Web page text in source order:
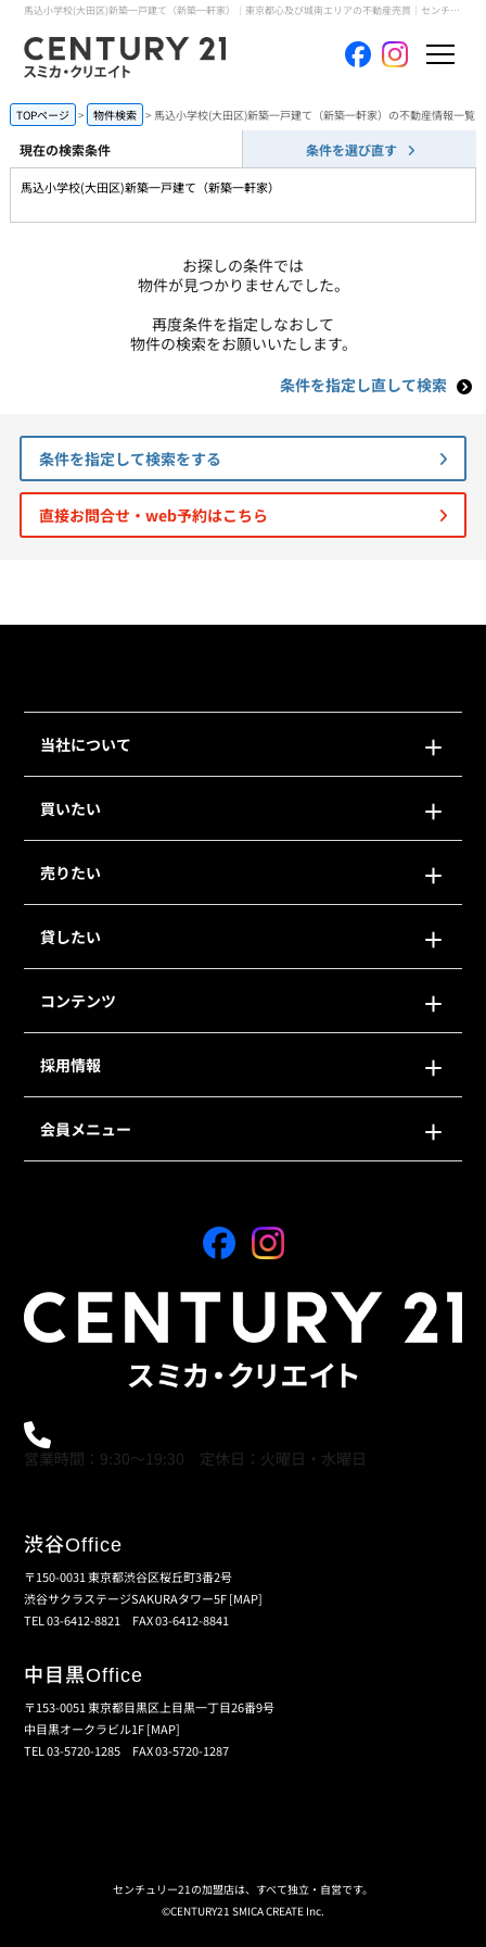
馬込小学校(大田区)新築一戸建て（新築一軒家）｜東京都心及び城南エリアの不動産売買｜センチュリー21スミカ・クリエイト
ホーム
当社について
買いたい
売りたい
コンテンツ
会員メニュー
TOPページ 物件検索 馬込小学校(大田区)新築一戸建て（新築一軒家）の不動産情報一覧
現在の検索条件 条件を選び直す
馬込小学校(大田区)新築一戸建て（新築一軒家）
お探しの条件では
物件が見つかりませんでした。
再度条件を指定しなおして
物件の検索をお願いいたします。
条件を指定し直して検索
条件を指定して検索をする
直接お問合せ・web予約はこちら
当社について
買いたい
売りたい
貸したい
コンテンツ
採用情報
会員メニュー
営業時間：9:30～19:30 定休日：火曜日・水曜日
渋谷Office
〒150-0031 東京都渋谷区桜丘町3番2号
渋谷サクラステージSAKURAタワー5F[MAP]
TEL 03-6412-8821 FAX 03-6412-8841
中目黒Office
〒153-0051 東京都目黒区上目黒一丁目26番9号
中目黒オークラビル1F[MAP]
TEL 03-5720-1285 FAX 03-5720-1287
センチュリー21の加盟店は、すべて独立・自営です。
©CENTURY21 SMICA CREATE Inc.